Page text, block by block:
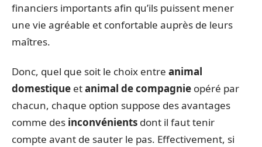
financiers importants afin qu’ils puissent mener
une vie agréable et confortable auprès de leurs
maîtres.
Donc, quel que soit le choix entre animal
domestique etanimal de compagnie opéré par
chacun, chaque option suppose des avantages
comme des inconvénients dont il faut tenir
compte avant de sauter le pas. Effectivement, si